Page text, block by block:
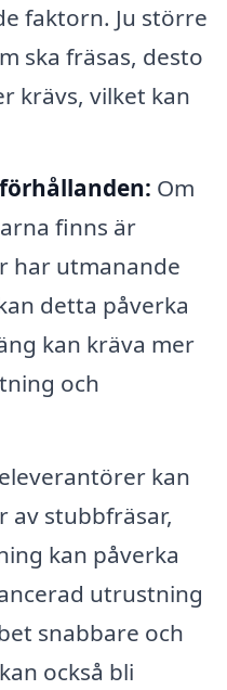
faktorn. Ju större
ska fräsas, desto
krävs, vilket kan
Om
finns är
har utmanande
detta påverka
kan kräva mer
och
kan
av stubbfräsar,
kan påverka
utrustning
snabbare och
också bli